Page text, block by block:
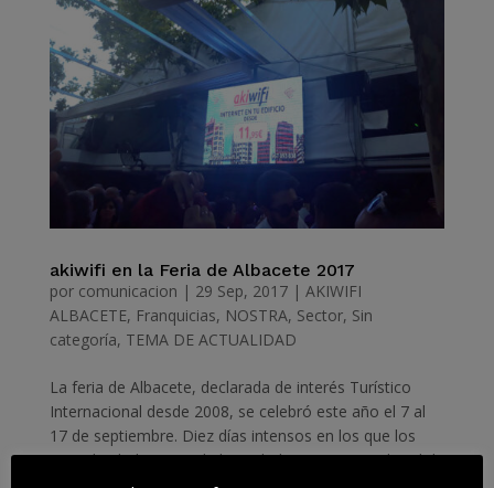
akiwifi en la Feria de Albacete 2017
por comunicacion | 29 Sep, 2017| AKIWIFI
ALBACETE, Franquicias, NOSTRA, Sector, Sin
categoría, TEMA DE ACTUALIDAD
La feria de Albacete, declarada de interés Turístico
Internacional desde 2008, se celebró este año el 7 al
17 de septiembre. Diez días intensos en los que los
tanto los habitantes de la ciudad como una multitud de